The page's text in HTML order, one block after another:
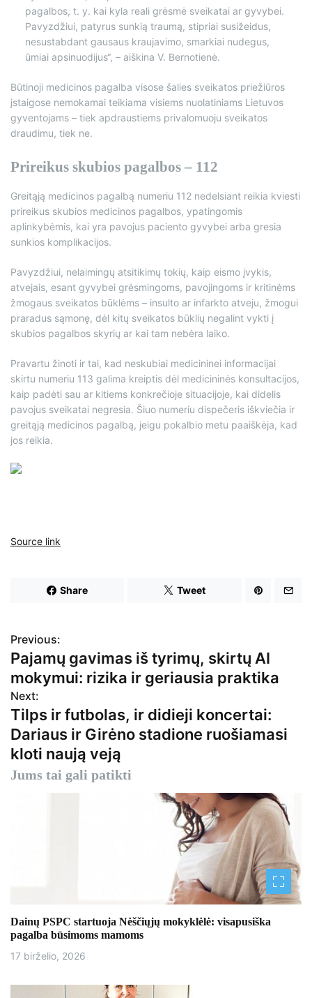
pagalbos, t. y. kai kyla reali grėsmė sveikatai ar gyvybei.
Pavyzdžiui, patyrus sunkią traumą, stipriai susižeidus,
nesustabdant gausaus kraujavimo, smarkiai nudegus,
ūmiai apsinuodijus“, – aiškina V. Bernotienė.
Būtinoji medicinos pagalba visose šalies sveikatos priežiūros
įstaigose nemokamai teikiama visiems nuolatiniams Lietuvos
gyventojams – tiek apdraustiems privalomuoju sveikatos
draudimu, tiek ne.
Prireikus skubios pagalbos – 112
Greitąją medicinos pagalbą numeriu 112 nedelsiant reikia kviesti
prireikus skubios medicinos pagalbos, ypatingomis
aplinkybėmis, kai yra pavojus paciento gyvybei arba gresia
sunkios komplikacijos.
Pavyzdžiui, nelaimingų atsitikimų tokių, kaip eismo įvykis,
atvejais, esant gyvybei grėsmingoms, pavojingoms ir kritinėms
žmogaus sveikatos būklėms – insulto ar infarkto atveju, žmogui
praradus sąmonę, dėl kitų sveikatos būklių negalint vykti į
skubios pagalbos skyrių ar kai tam nebėra laiko.
Pravartu žinoti ir tai, kad neskubiai medicininei informacijai
skirtu numeriu 113 galima kreiptis dėl medicininės konsultacijos,
kaip padėti sau ar kitiems konkrečioje situacijoje, kai didelis
pavojus sveikatai negresia. Šiuo numeriu dispečeris iškviečia ir
greitąją medicinos pagalbą, jeigu pokalbio metu paaiškėja, kad
jos reikia.
Source link
Share Tweet
N
a
v
i
g
a
a
r
p
Previous:
Pajamų gavimas iš tyrimų, skirtų AI
mokymui: rizika ir geriausia praktika
Next:
Tilps ir futbolas, ir didieji koncertai:
Dariaus ir Girėno stadione ruošiamasi
kloti naują veją
Jums tai gali patikti
Dainų PSPC startuoja Nėščiųjų mokyklėlė: visapusiška
pagalba būsimoms mamoms
17 birželio, 2026